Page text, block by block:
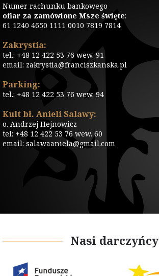
Numer rachunku bankowego
ofiar za zamówione Msze święte:
61 1240 4650 1111 0010 7819 7814
Zakrystia:
tel.: +48 12 422 53 76 wew. 91
email: zakrystia@franciszkanska.pl
Parking:
tel.: +48 12 422 53 76 wew. 94
Kult bł. Anieli Salawy:
o. Andrzej Hejnowicz
tel: +48 12 422 53 76 wew. 60
email: salawaaniela@gmail.com
Nasi darczyńcy